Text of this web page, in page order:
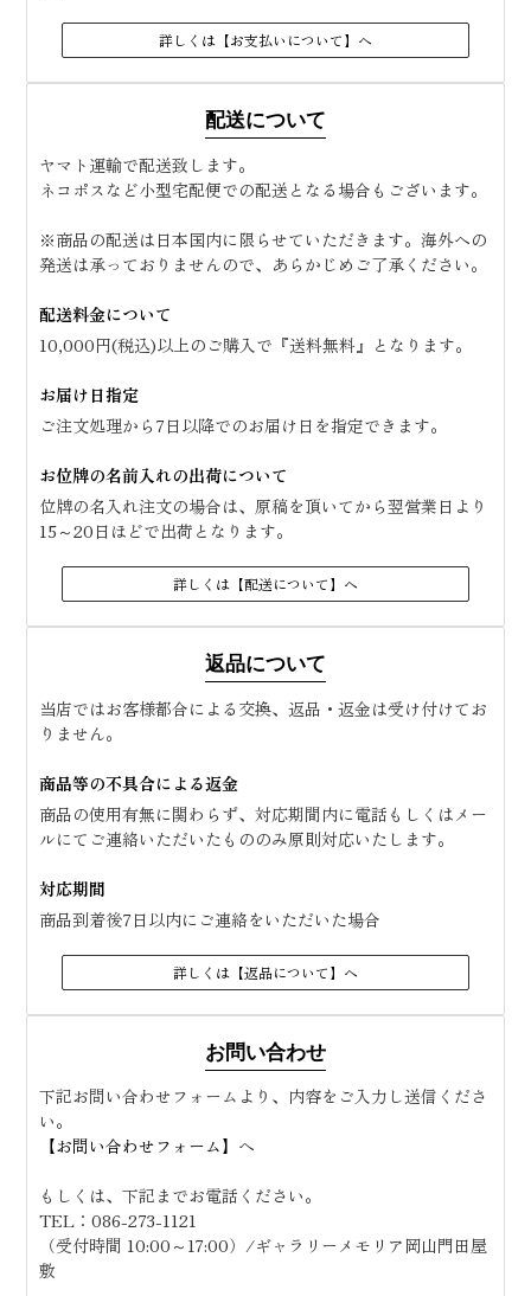
詳しくは【お支払いについて】へ
配送について
ヤマト運輸で配送致します。
ネコポスなど小型宅配便での配送となる場合もございます。
※商品の配送は日本国内に限らせていただきます。海外への
発送は承っておりませんので、あらかじめご了承ください。
配送料金について
10,000円(税込)以上のご購入で『送料無料』となります。
お届け日指定
ご注文処理から7日以降でのお届け日を指定できます。
お位牌の名前入れの出荷について
位牌の名入れ注文の場合は、原稿を頂いてから翌営業日より
15～20日ほどで出荷となります。
詳しくは【配送について】へ
返品について
当店ではお客様都合による交換、返品・返金は受け付けてお
りません。
商品等の不具合による返金
商品の使用有無に関わらず、対応期間内に電話もしくはメー
ルにてご連絡いただいたもののみ原則対応いたします。
対応期間
商品到着後7日以内にご連絡をいただいた場合
詳しくは【返品について】へ
お問い合わせ
下記お問い合わせフォームより、内容をご入力し送信くださ
い。
【お問い合わせフォーム】 へ
もしくは、下記までお電話ください。
TEL： 086-273-1121
（受付時間 10:00～17:00）/ギャラリーメモリア岡山門田屋
敷